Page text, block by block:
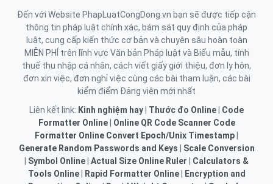
Đến với Website PhapLuatCongDong.vn bạn sẽ được tiếp cận
thông tin pháp luật chính xác, bám sát quy định của pháp
luật, cung cấp kiến thức cơ bản và chuyên sâu hoàn toàn
MIỄN PHÍ trên lĩnh vực Văn bản Pháp luật và Biểu mẫu, tính
thuế thu nhập cá nhân, cách viết giấy giới thiệu, đơn ly hôn,
đơn xin việc, đơn nghỉ việc cùng các bài tham luận, các bài
kiểm điểm Đảng viên mới nhất
Liên kết link: Kinh nghiệm hay Thước đo Online
Code
Formatter Online| Online QR Code Scanner Code
Formatter Online Convert Epoch/Unix Timestamp
Generate Random Passwords and Keys
Scale Conversion
Symbol Online Actual Size Online Ruler
Calculators &
Tools Online| Rapid Formatter Online|
Encryption and